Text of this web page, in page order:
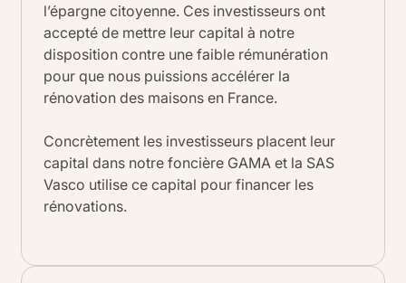
l’épargne citoyenne. Ces investisseurs ont
accepté de mettre leur capital à notre
disposition contre une faible rémunération
pour que nous puissions accélérer la
rénovation des maisons en France.
Concrètement les investisseurs placent leur
capital dans notre foncière GAMA et la SAS
Vasco utilise ce capital pour financer les
rénovations.